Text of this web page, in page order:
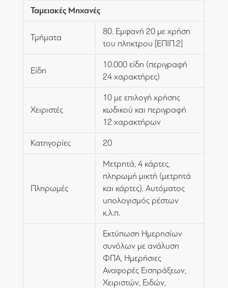
Ταμειακές Μηχανές
Τμήματα
80. Εμφανή 20 με χρήση
του πληκτρου [ΕΠΙΠ.2]
Είδη
10.000 είδη (περιγραφή
24 χαρακτήρες)
Χειριστές
10 με επιλογή χρήσης
κωδικού και περιγραφή
12 χαρακτήρων
Κατηγορίες 20
Πληρωμές
Μετρητά, 4 κάρτες,
πληρωμή μικτή (μετρητά
και κάρτες). Αυτόματος
υπολογισμός ρέστων
κ.λ.π.
Εκτύπωση Ημερησίων
συνόλων με ανάλυση
ΦΠΑ, Ημερήσιες
Αναφορές Εισπράξεων,
Χειριστών, Ειδών,